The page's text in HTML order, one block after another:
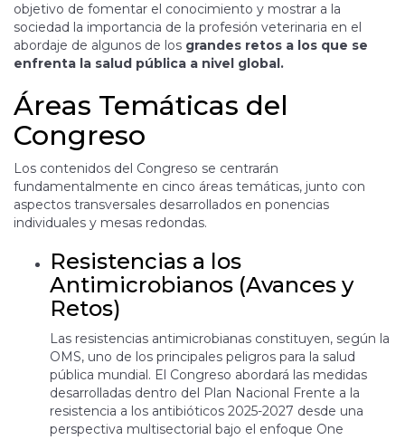
objetivo de fomentar el conocimiento y mostrar a la
sociedad la importancia de la profesión veterinaria en el
abordaje de algunos de los grandes retos a los que se
enfrenta la salud pública a nivel global.
Áreas Temáticas del
Congreso
Los contenidos del Congreso se centrarán
fundamentalmente en cinco áreas temáticas, junto con
aspectos transversales desarrollados en ponencias
individuales y mesas redondas.
Resistencias a los
Antimicrobianos (Avances y
Retos)
Las resistencias antimicrobianas constituyen, según la
OMS, uno de los principales peligros para la salud
pública mundial. El Congreso abordará las medidas
desarrolladas dentro del Plan Nacional Frente a la
resistencia a los antibióticos 2025-2027 desde una
perspectiva multisectorial bajo el enfoque One